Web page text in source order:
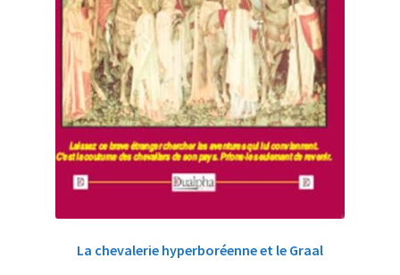
La chevalerie hyperboréenne et le Graal